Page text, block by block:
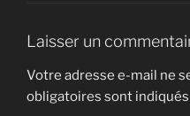
Laisser un
Votre adresse e-mail ne
obligatoires sont